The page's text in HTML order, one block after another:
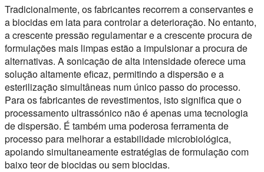
Tradicionalmente, os fabricantes recorrem a conservantes e
a biocidas em lata para controlar a deterioração. No entanto,
a crescente pressão regulamentar e a crescente procura de
formulações mais limpas estão a impulsionar a procura de
alternativas. A sonicação de alta intensidade oferece uma
solução altamente eficaz, permitindo a dispersão e a
esterilização simultâneas num único passo do processo.
Para os fabricantes de revestimentos, isto significa que o
processamento ultrassónico não é apenas uma tecnologia
de dispersão. É também uma poderosa ferramenta de
processo para melhorar a estabilidade microbiológica,
apoiando simultaneamente estratégias de formulação com
baixo teor de biocidas ou sem biocidas.